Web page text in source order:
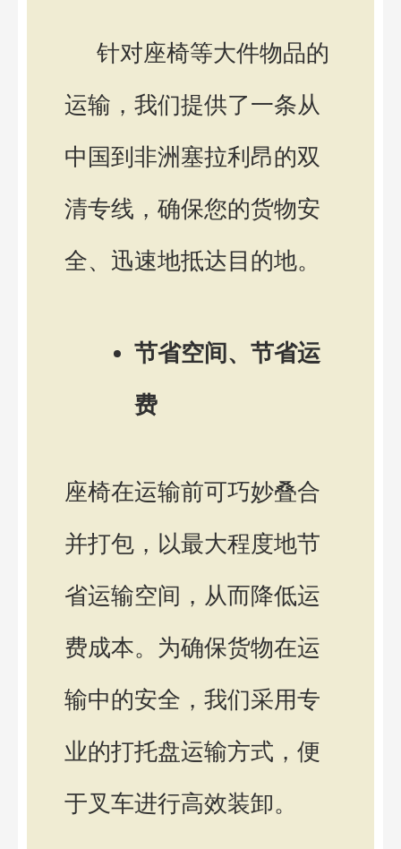
针对座椅等大件物品的
运输，我们提供了一条从
中国到非洲塞拉利昂的双
清专线，确保您的货物安
全、迅速地抵达目的地。
节省空间、节省运
费
座椅在运输前可巧妙叠合
并打包，以最大程度地节
省运输空间，从而降低运
费成本。为确保货物在运
输中的安全，我们采用专
业的打托盘运输方式，便
于叉车进行高效装卸。